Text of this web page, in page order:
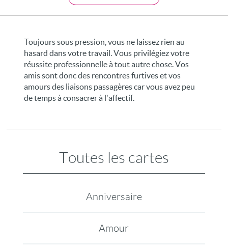
Toujours sous pression, vous ne laissez rien au
hasard dans votre travail. Vous privilégiez votre
réussite professionnelle à tout autre chose. Vos
amis sont donc des rencontres furtives et vos
amours des liaisons passagères car vous avez peu
de temps à consacrer à l'affectif.
Toutes les cartes
Anniversaire
Amour